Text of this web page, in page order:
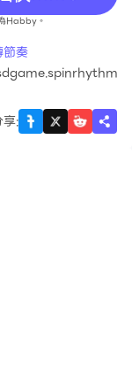
Habby。
節奏
享: